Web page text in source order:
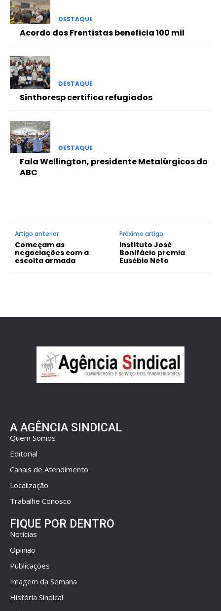
DESTAQUE
Acordo dos Frentistas beneficia 100 mil
DESTAQUE
Sinthoresp certifica refugiados
DESTAQUE
Fala Wellington, presidente Metalúrgicos do
ABC
Artigo anterior
Começam as
negociações com a
escolta armada
Próximo artigo
Instituto José
Bonifácio premia
Eusébio Neto
A AGÊNCIA SINDICAL
Quem Somos
Editorial
Canais de Atendimento
Localização
Trabalhe Conosco
FIQUE POR DENTRO
Notícias
Opinião
Publicações
Imagem da Semana
História Sindical